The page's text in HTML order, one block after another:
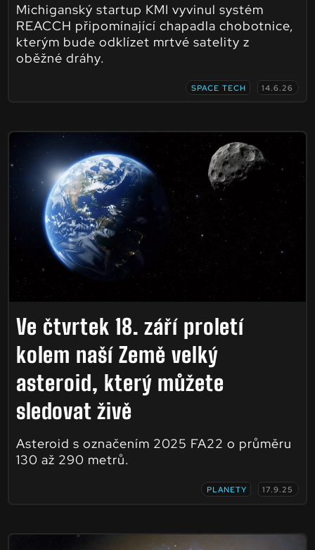
Michiganský startup KMI vyvinul systém
REACCH připomínající chapadla chobotnice,
kterým bude odklízet mrtvé satelity z
oběžné dráhy.
SPACE TECH 14.6.26
Ve čtvrtek 18. září proletí
kolem naší Země velký
asteroid, který můžete
sledovat živě
Asteroid s označením 2025 FA22 o průměru
130 až 290 metrů.
PLANETY 17.9.25